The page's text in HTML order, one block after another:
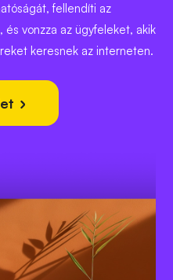
fellendíti az
és vonzza az ügyfeleket, akik
keresnek az interneten.